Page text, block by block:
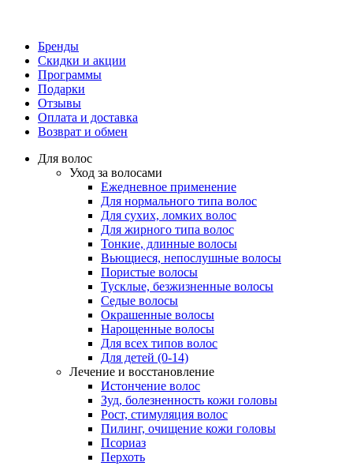
Бренды
Скидки и акции
Программы
Подарки
Отзывы
Оплата и доставка
Возврат и обмен
Для волос
Уход за волосами
Ежедневное применение
Для нормального типа волос
Для сухих, ломких волос
Для жирного типа волос
Тонкие, длинные волосы
Вьющиеся, непослушные волосы
Пористые волосы
Тусклые, безжизненные волосы
Седые волосы
Окрашенные волосы
Нарощенные волосы
Для всех типов волос
Для детей (0-14)
Лечение и восстановление
Истончение волос
Зуд, болезненность кожи головы
Рост, стимуляция волос
Пилинг, очищение кожи головы
Псориаз
Перхоть